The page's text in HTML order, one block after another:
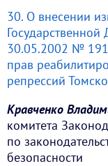
30. О внесении
30.05.2002 №
прав
репрессий
Кравченко
комитета
по
безопасности